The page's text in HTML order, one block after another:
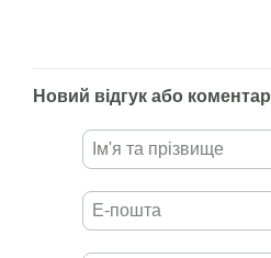
Новий відгук або коментар